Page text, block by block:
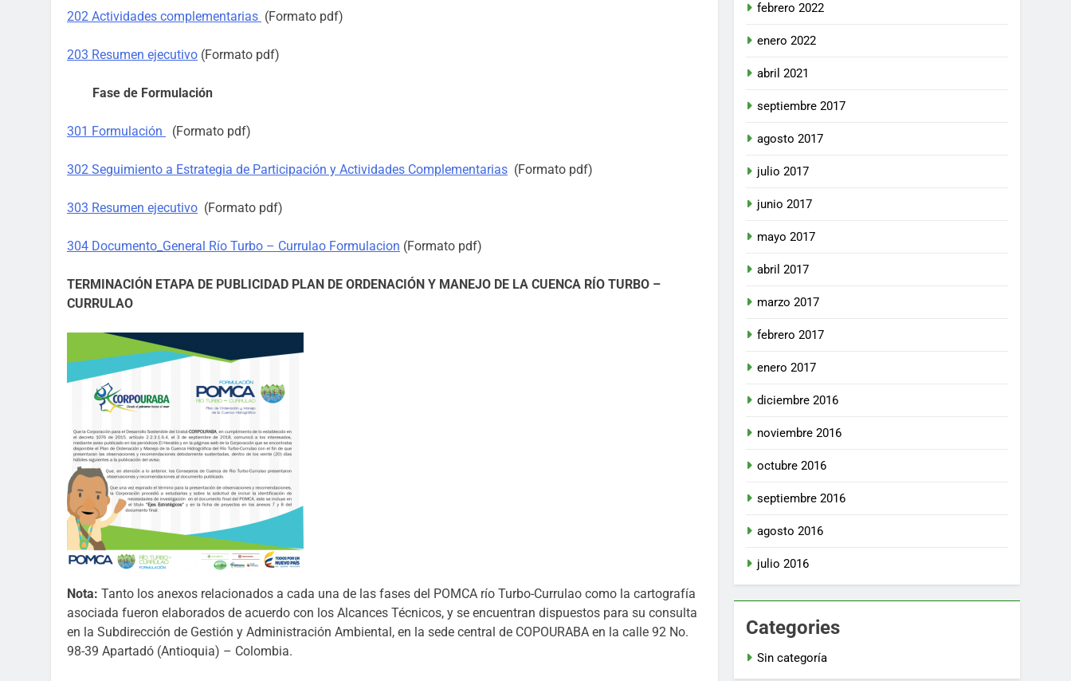
202 Actividades complementarias (Formato pdf)
203 Resumen ejecutivo (Formato pdf)
Fase de Formulación
301 Formulación (Formato pdf)
302 Seguimiento a Estrategia de Participación y Actividades Complementarias (Formato pdf)
303 Resumen ejecutivo (Formato pdf)
304 Documento_General Río Turbo – Currulao Formulacion (Formato pdf)
TERMINACIÓN ETAPA DE PUBLICIDAD PLAN DE ORDENACIÓN Y MANEJO DE LA CUENCA RÍO TURBO –
CURRULAO
Nota: Tanto los anexos relacionados a cada una de las fases del POMCA río Turbo-Currulao como la cartografía
asociada fueron elaborados de acuerdo con los Alcances Técnicos, y se encuentran dispuestos para su consulta
en la Subdirección de Gestión y Administración Ambiental, en la sede central de COPOURABA en la calle 92 No.
98-39 Apartadó (Antioquia) – Colombia.
febrero 2022
enero 2022
abril 2021
septiembre 2017
agosto 2017
julio 2017
junio 2017
mayo 2017
abril 2017
marzo 2017
febrero 2017
enero 2017
diciembre 2016
noviembre 2016
octubre 2016
septiembre 2016
agosto 2016
julio 2016
Categories
Sin categoría